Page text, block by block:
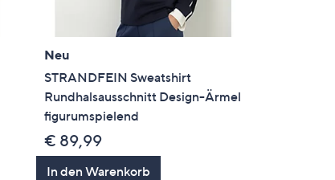
Neu
STRANDFEIN Sweatshirt
Rundhalsausschnitt Design-Ärmel
figurumspielend
€ 89,99
In den Warenkorb